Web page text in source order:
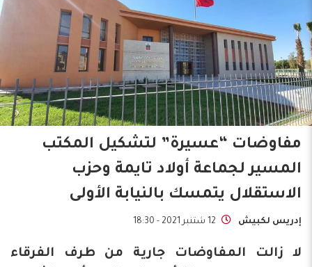
مفاوضات “عسيرة” لتشكيل المكتب
المسير لجماعة أولاد تايمة وحزب
الاستقلال يتمسك بالنيابة الأولى
إدريس لكبيش 12 شتنبر 2021 - 18:30
لا زالت المفاوضات جارية من طرف الفرقاء